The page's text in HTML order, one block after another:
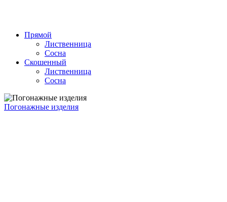
Прямой
Лиственница
Сосна
Скошенный
Лиственница
Сосна
Погонажные изделия